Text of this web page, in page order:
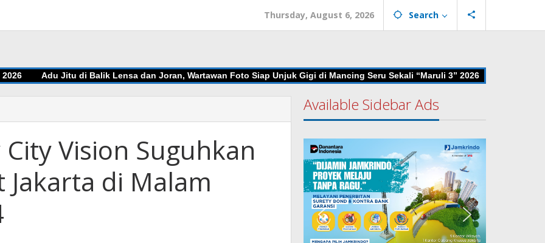
Thursday, August 6, 2026 Search
Adu Jitu di Balik Lensa dan Joran, Wartawan Foto Siap Unjuk Gigi di Mancing Seru Sekali “Maruli 3” 2026 Advokasi
Vision Suguhkan
di Malam
Available Sidebar Ads